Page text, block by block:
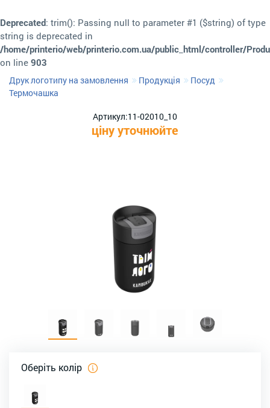
Deprecated: trim(): Passing null to parameter #1 ($string) of type
string is deprecated in
/home/printerio/web/printerio.com.ua/public_html/controller/
on line 903
Друк логотипу на замовлення Продукція
Посуд
Термочашка
Артикул:11-02010_10
ціну уточнюйте
Оберіть колір